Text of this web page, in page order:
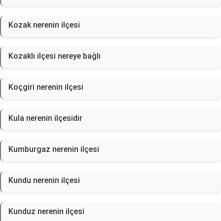
Kozak nerenin ilçesi
Kozaklı ilçesi nereye bağlı
Koçgiri nerenin ilçesi
Kula nerenin ilçesidir
Kumburgaz nerenin ilçesi
Kundu nerenin ilçesi
Kunduz nerenin ilçesi